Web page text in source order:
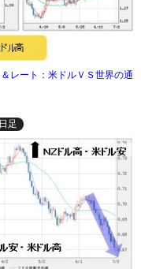
レート：米ドルＶＳ世界の通
足